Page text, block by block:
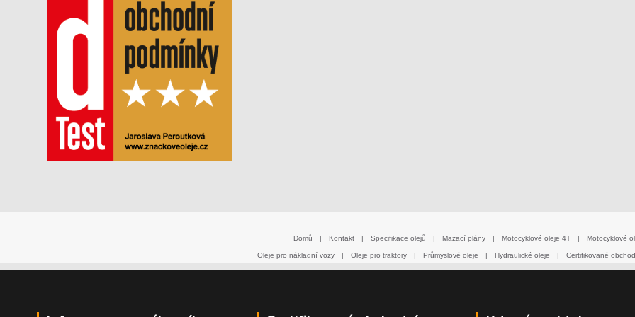
Domů | Kontakt | Specifikace olejů | Mazací plány | Motocyklové oleje 4T | Motocyklové
Oleje pro nákladní vozy | Oleje pro traktory | Průmyslové oleje | Hydraulické oleje | Certifikované